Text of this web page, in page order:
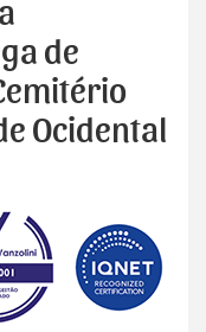
de
Ocidental